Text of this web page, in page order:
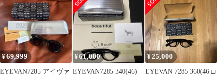
¥69,999
EYEVAN7285 アイヴァ
¥61,000
EYEVAN7285 340(46)
¥25,000
EYEVAN 7285 360(46 □